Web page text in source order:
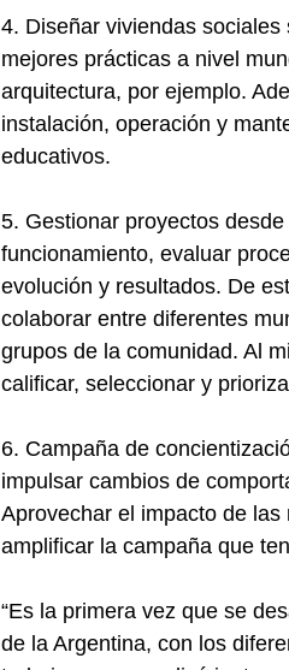
4. Diseñar viviendas
mejores prácticas a nivel
arquitectura, por ejemplo.
instalación, operación y
educativos.
5. Gestionar proyectos
funcionamiento, evaluar
evolución y resultados. De
colaborar entre diferentes
grupos de la comunidad. Al
calificar, seleccionar y
6. Campaña de
impulsar cambios de
Aprovechar el impacto de
amplificar la campaña que
“Es la primera vez que se
de la Argentina, con los